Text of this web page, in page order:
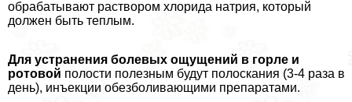
обpaбатывают раствором хлорида натрия, который
должен быть теплым.
Для устранения болевых ощущений в горле и
ротовой полости полезным будут полоскания (3-4 раза в
день), инъекции обезболивающими препаратами.